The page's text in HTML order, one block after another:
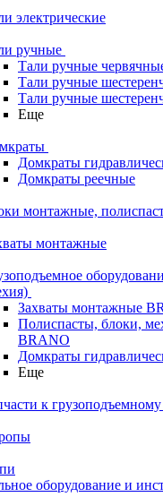
электрические
ручные
Тали ручные
Тали ручные
Тали ручные
Еще
Домкраты
Домкраты реечные
монтажные,
монтажные
Захваты монтажные
Полиспасты, блоки,
BRANO
Домкраты
Еще
к
оборудование и